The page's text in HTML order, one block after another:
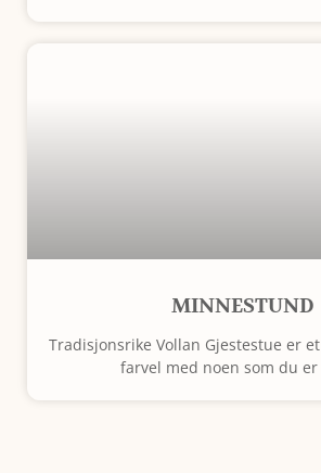
MINNESTUND
Tradisjonsrike Vollan Gjestestue er
farvel med noen som du